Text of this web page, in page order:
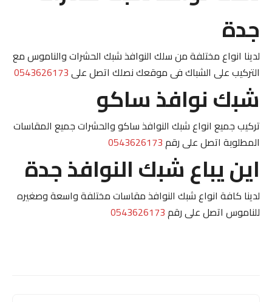
جدة
لدينا انواع مختلفة من سلك النوافذ شبك الحشرات والناموس مع
التركيب على الشباك فى موقعك نصلك اتصل على0543626173
شبك نوافذ ساكو
تركيب جميع انواع شبك النوافذ ساكو والحشرات جميع المقاسات
المطلوبة اتصل على رقم0543626173
اين يباع شبك النوافذ جدة
لدينا كافة انواع شبك النوافذ مقاسات مختلفة واسعة وصغيره
للناموس اتصل على رقم0543626173